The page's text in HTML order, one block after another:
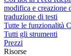
modifica e creazione
traduzione di testi
Tutte le funzionalità
Tutti gli strumenti
Prezzi
Risorse